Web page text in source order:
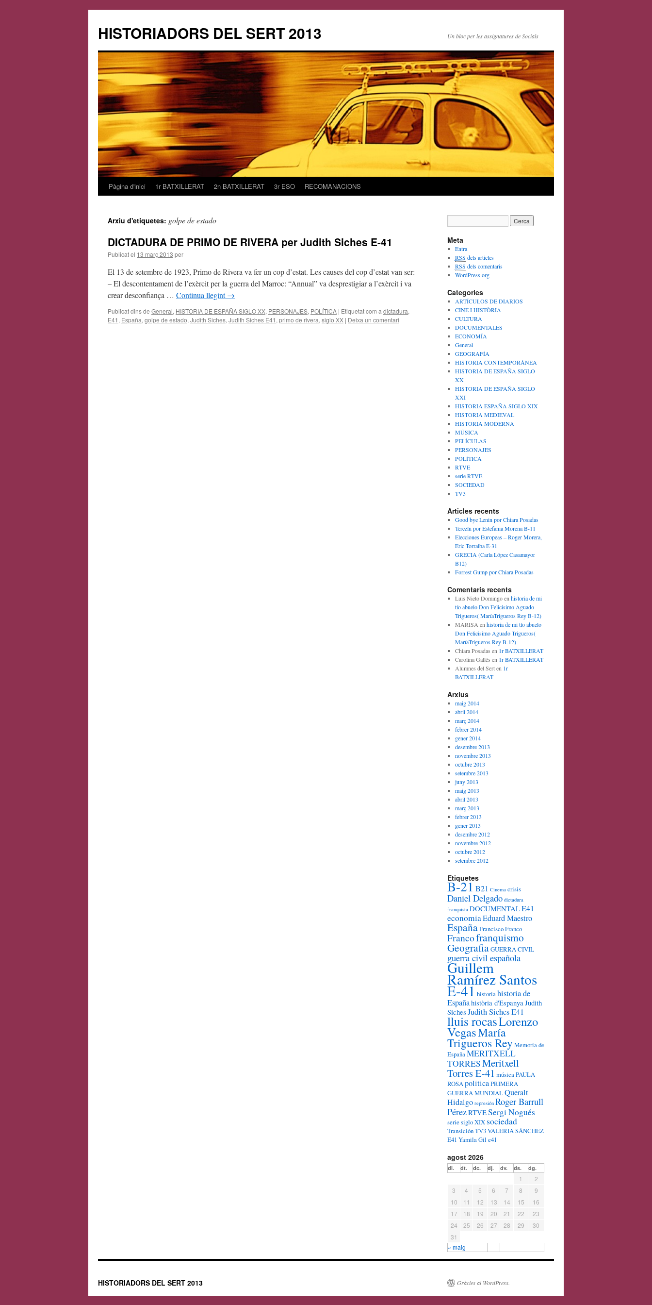
HISTORIADORS DEL SERT 2013 Un bloc per les assignatures de Socials
Vés
contingut
Pàgina d'inici 1r BATXILLERAT 2n BATXILLERAT 3r ESO RECOMANACIONS
Arxiu d'etiquetes: golpe de estado
DICTADURA DE PRIMO DE RIVERA per Judith Siches E-41
Publicat el 13 març 2013 per
El 13 de setembre de 1923, Primo de Rivera va fer un cop d’estat. Les causes del cop d’estat van ser:
– El descontentament de l’exèrcit per la guerra del Marroc: “Annual” va desprestigiar a l’exèrcit i va
crear desconfiança … Continua llegint→
Publicat dins de General, HISTORIA DE ESPAÑA SIGLO XX, PERSONAJES, POLÍTICA | Etiquetat com a dictadura,
E41 , España, golpe de estado, Judith Siches, Judith Siches E41 , primo de rivera, siglo XX | Deixa un comentari
Meta
Entra
RSS dels articles
RSS dels comentaris
WordPress.org
Categories
ARTÍCULOS DE DIARIOS
CINE I HISTÒRIA
CULTURA
DOCUMENTALES
ECONOMÍA
General
GEOGRAFÍA
HISTORIA CONTEMPORÁNEA
HISTORIA DE ESPAÑA SIGLO
XX
HISTORIA DE ESPAÑA SIGLO
XXI
HISTORIA ESPAÑA SIGLO XIX
HISTORIA MEDIEVAL
HISTORIA MODERNA
MÚSICA
PELÍCULAS
PERSONAJES
POLÍTICA
RTVE
serie RTVE
SOCIEDAD
TV3
Articles recents
Good bye Lenin por Chiara Posadas
Terezín por Estefania Morena B-11
Elecciones Europeas – Roger Morera,
Eric Torralba E-31
GRECIA (Carla López Casamayor
B12)
Forrest Gump por Chiara Posadas
Comentaris recents
Luis Nieto Domingoen historia de mi
tío abuelo Don Felicisimo Aguado
Trigueros( MaríaTrigueros Rey B-12)
MARISA en historia de mi tío abuelo
Don Felicisimo Aguado Trigueros(
MaríaTrigueros Rey B-12)
Chiara Posadas en 1r BATXILLERAT
Carolina Gallés en 1r BATXILLERAT
Alumnes del Serten 1r
BATXILLERAT
Arxius
maig 2014
abril 2014
març 2014
febrer 2014
gener 2014
desembre 2013
novembre 2013
octubre 2013
setembre 2013
juny 2013
maig 2013
abril 2013
març 2013
febrer 2013
gener 2013
desembre 2012
novembre 2012
octubre 2012
setembre 2012
Etiquetes
B-21B21 Cinema crisis
Daniel Delgado dictadura
franquista DOCUMENTALE41
economiaEduard Maestro
EspañaFrancisco Franco
Francofranquismo
GeografiaGUERRA CIVIL
guerra civil española
Guillem
Ramírez Santos
E-41historiahistoria de
Españahistòria d'EspanyaJudith
Siches Judith Siches E41
lluis rocasLorenzo
VegasMaría
Trigueros ReyMemoria de
EspañaMERITXELL
TORRESMeritxell
Torres E-41 músicaPAULA
ROSApoliticaPRIMERA
GUERRA MUNDIALQueralt
Hidalgo represión Roger Barrull
PérezRTVESergi Nogués
seriesiglo XIXsociedad
TransiciónTV3VALERIA SÁNCHEZ
E41 Yamila Gil e41
agost 2026
dl. dt. dc. dj. dv. ds. dg.
« maig
1
2
3
4 5 6 7 8
9
10
11 12 13 14 15
16
17
18 19 20 21 22
23
24
25 26 27 28 29
30
31
HISTORIADORS DEL SERT 2013 Gràcies al WordPress.